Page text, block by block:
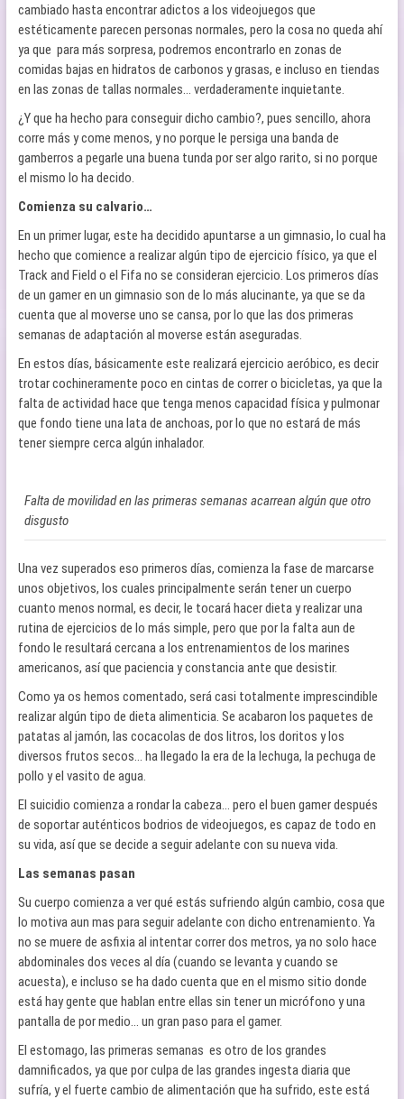
cambiado hasta encontrar adictos a los videojuegos que
estéticamente parecen personas normales, pero la cosa no queda ahí
ya que para más sorpresa, podremos encontrarlo en zonas de
comidas bajas en hidratos de carbonos y grasas, e incluso en tiendas
en las zonas de tallas normales… verdaderamente inquietante.
¿Y que ha hecho para conseguir dicho cambio?, pues sencillo, ahora
corre más y come menos, y no porque le persiga una banda de
gamberros a pegarle una buena tunda por ser algo rarito, si no porque
el mismo lo ha decido.
Comienza su calvario…
En un primer lugar, este ha decidido apuntarse a un gimnasio, lo cual ha
hecho que comience a realizar algún tipo de ejercicio físico, ya que el
Track and Field o el Fifa no se consideran ejercicio. Los primeros días
de un gamer en un gimnasio son de lo más alucinante, ya que se da
cuenta que al moverse uno se cansa, por lo que las dos primeras
semanas de adaptación al moverse están aseguradas.
En estos días, básicamente este realizará ejercicio aeróbico, es decir
trotar cochineramente poco en cintas de correr o bicicletas, ya que la
falta de actividad hace que tenga menos capacidad física y pulmonar
que fondo tiene una lata de anchoas, por lo que no estará de más
tener siempre cerca algún inhalador.
Falta de movilidad en las primeras semanas acarrean algún que otro
disgusto
Una vez superados eso primeros días, comienza la fase de marcarse
unos objetivos, los cuales principalmente serán tener un cuerpo
cuanto menos normal, es decir, le tocará hacer dieta y realizar una
rutina de ejercicios de lo más simple, pero que por la falta aun de
fondo le resultará cercana a los entrenamientos de los marines
americanos, así que paciencia y constancia ante que desistir.
Como ya os hemos comentado, será casi totalmente imprescindible
realizar algún tipo de dieta alimenticia. Se acabaron los paquetes de
patatas al jamón, las cocacolas de dos litros, los doritos y los
diversos frutos secos… ha llegado la era de la lechuga, la pechuga de
pollo y el vasito de agua.
El suicidio comienza a rondar la cabeza… pero el buen gamer después
de soportar auténticos bodrios de videojuegos, es capaz de todo en
su vida, así que se decide a seguir adelante con su nueva vida.
Las semanas pasan
Su cuerpo comienza a ver qué estás sufriendo algún cambio, cosa que
lo motiva aun mas para seguir adelante con dicho entrenamiento. Ya
no se muere de asfixia al intentar correr dos metros, ya no solo hace
abdominales dos veces al día (cuando se levanta y cuando se
acuesta), e incluso se ha dado cuenta que en el mismo sitio donde
está hay gente que hablan entre ellas sin tener un micrófono y una
pantalla de por medio… un gran paso para el gamer.
El estomago, las primeras semanas es otro de los grandes
damnificados, ya que por culpa de las grandes ingesta diaria que
sufría, y el fuerte cambio de alimentación que ha sufrido, este está